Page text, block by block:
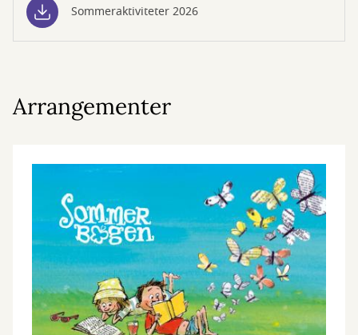
Sommeraktiviteter 2026
Arrangementer